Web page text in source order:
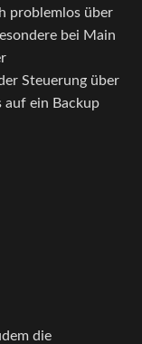
problemlos über
bei Main
Steuerung über
auf ein Backup
die